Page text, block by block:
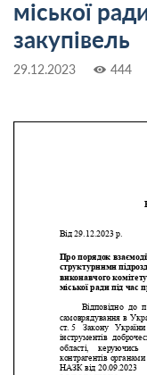
міської
закупівель
29.12.2023 444